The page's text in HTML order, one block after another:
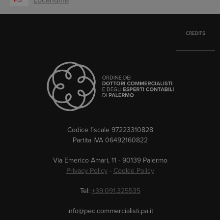
CREDITS
Codice fiscale 97223310828
Partita IVA 06492160822
Via Emerico Amari, 11 - 90139 Palermo
Privacy Policy- Cookie Policy
Tel: +39.091.325535
info@pec.commercialisti.pa.it